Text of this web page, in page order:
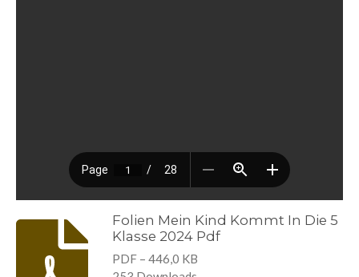
Folien Mein Kind Kommt In Die 5
Klasse 2024 Pdf
PDF – 446,0 KB